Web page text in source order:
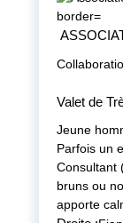
Valet de
Jeune
Parfois un
Consultant
bruns ou
apporte